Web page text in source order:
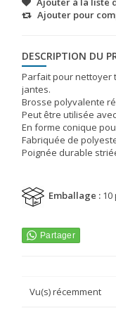
Ajouter pour
DESCRIPTION DU
Parfait pour nettoyer
jantes.
Brosse polyvalente
Peut être utilisée
En forme conique
Fabriquée de
Poignée durable
Emballage : 10
Vu(s) récemment